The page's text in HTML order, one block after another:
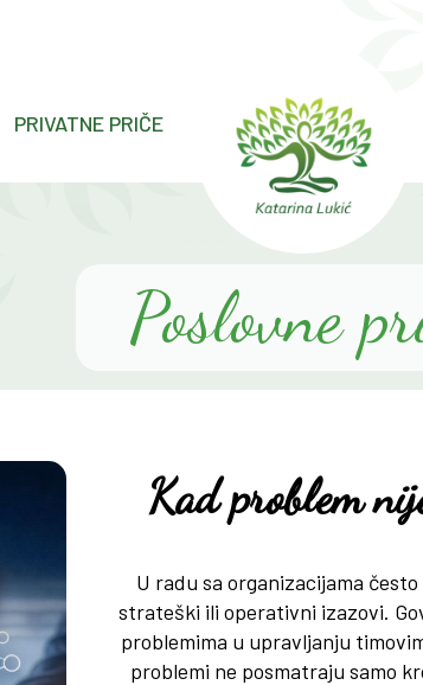
PRIVATNE PRIČE
Poslovne
Kad problem
U radu sa organizacijama
strateški ili operativni izazovi.
problemima u upravljanju
problemi ne posmatraju samo